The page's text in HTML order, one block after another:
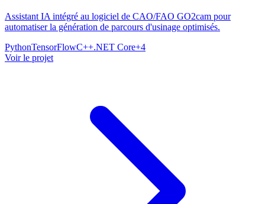
Assistant IA intégré au logiciel de CAO/FAO GO2cam pour
automatiser la génération de parcours d'usinage optimisés.
PythonTensorFlowC++.NET Core+4
Voir le projet